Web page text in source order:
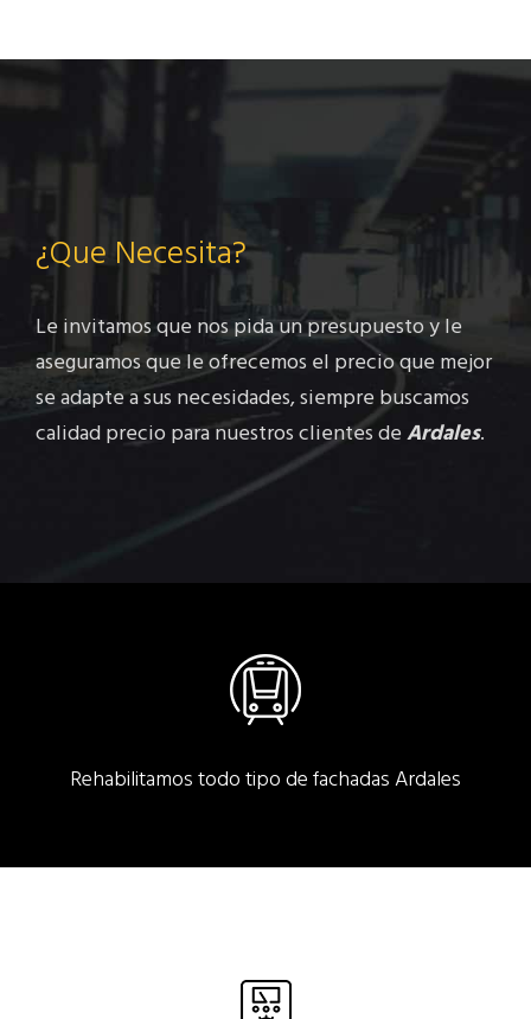
¿Que Necesita?
Le invitamos que nos pida un presupuesto y le
aseguramos que le ofrecemos el precio que mejor
se adapte a sus necesidades, siempre buscamos
calidad precio para nuestros clientes deArdales.
Rehabilitamos todo tipo de fachadas Ardales